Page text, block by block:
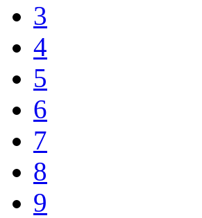
3
4
5
6
7
8
9